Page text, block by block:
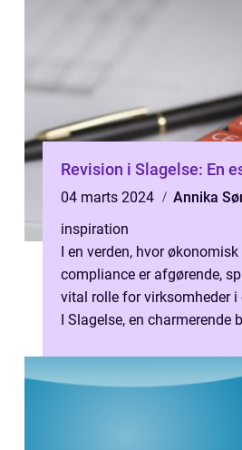
Revision i Slagelse: En
04 marts 2024
Annika
inspiration
I en verden, hvor
compliance er afgørende,
vital rolle for virksomheder i
I Slagelse, en charmerende